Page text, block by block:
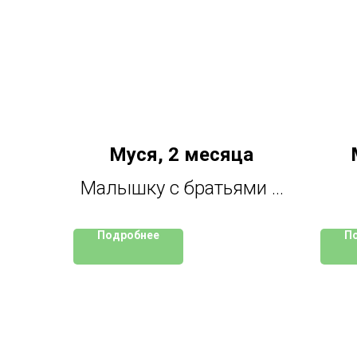
Муся, 2 месяца
Малышку с братьями и
Девочка очень
Подробнее